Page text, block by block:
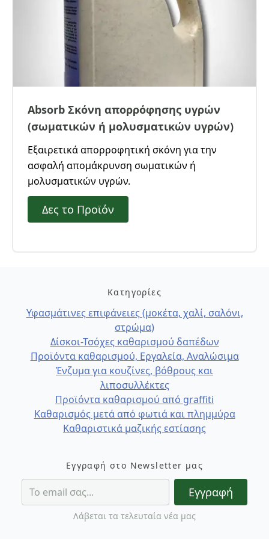
Absorb Σκόνη απορρόφησης υγρών
(σωματικών ή μολυσματικών υγρών)
Εξαιρετικά απορροφητική σκόνη για την
ασφαλή απομάκρυνση σωματικών ή
μολυσματικών υγρών.
Δες το Προϊόν
Κατηγορίες
Υφασμάτινες επιφάνειες (μοκέτα, χαλί, σαλόνι,
στρώμα)
Δίσκοι-Τσόχες καθαρισμού δαπέδων
Προϊόντα καθαρισμού, Εργαλεία, Αναλώσιμα
Ένζυμα για κουζίνες, βόθρους και
λιποσυλλέκτες
Προϊόντα καθαρισμού από graffiti
Καθαρισμός μετά από φωτιά και πλημμύρα
Καθαριστικά μαζικής εστίασης
Εγγραφή στο Newsletter μας
Εγγραφή
Λάβεται τα τελευταία νέα μας